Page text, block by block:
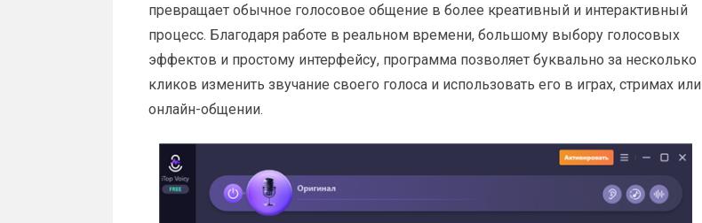
превращает обычное голосовое общение в более креативный и интерактивный
процесс. Благодаря работе в реальном времени, большому выбору голосовых
эффектов и простому интерфейсу, программа позволяет буквально за несколько
кликов изменить звучание своего голоса и использовать его в играх, стримах или
онлайн-общении.